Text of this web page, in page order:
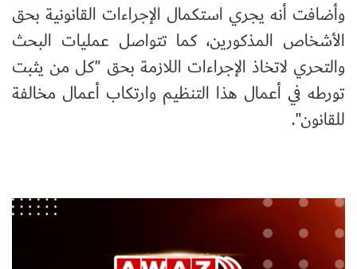
وأضافت أنه يجري استكمال الإجراءات القانونية بحق
الأشخاص المذكورين، كما تتواصل عمليات البحث
والتحري لاتخاذ الإجراءات اللازمة بحق "كل من يثبت
تورطه في أعمال هذا التنظيم وارتكاب أعمال مخالفة
للقانون".